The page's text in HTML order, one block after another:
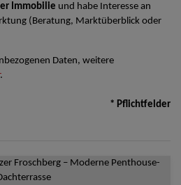
Immobilie und habe Interesse an
(Beratung, Marktüberblick oder
Daten, weitere
.
* Pflichtfelder